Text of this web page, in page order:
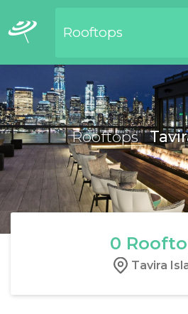
Rooftops
Rooftops
0
Tavira